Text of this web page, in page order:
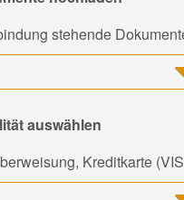
stehende
auswählen
Kreditkarte